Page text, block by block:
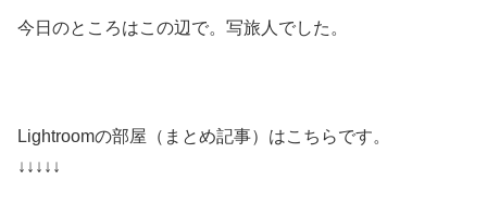
今日のところはこの辺で。写旅人でした。
Lightroomの部屋（まとめ記事）はこちらです。
↓↓↓↓↓